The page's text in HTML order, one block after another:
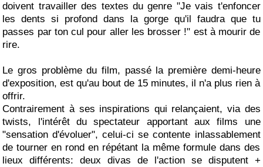
doivent travailler des textes du genre "Je vais t'enfoncer
les dents si profond dans la gorge qu'il faudra que tu
passes par ton cul pour aller les brosser !" est à mourir de
rire.
Le gros problème du film, passé la première demi-heure
d'exposition, est qu'au bout de 15 minutes, il n'a plus rien à
offrir.
Contrairement à ses inspirations qui relançaient, via des
twists, l'intérêt du spectateur apportant aux films une
"sensation d'évoluer", celui-ci se contente inlassablement
de tourner en rond en répétant la même formule dans des
lieux différents: deux divas de l'action se disputent +